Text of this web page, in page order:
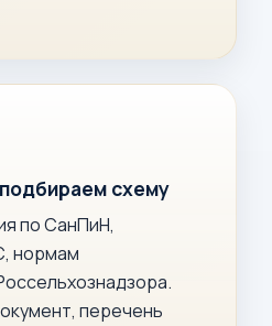
схему
по СанПиН,
нормам
перечень